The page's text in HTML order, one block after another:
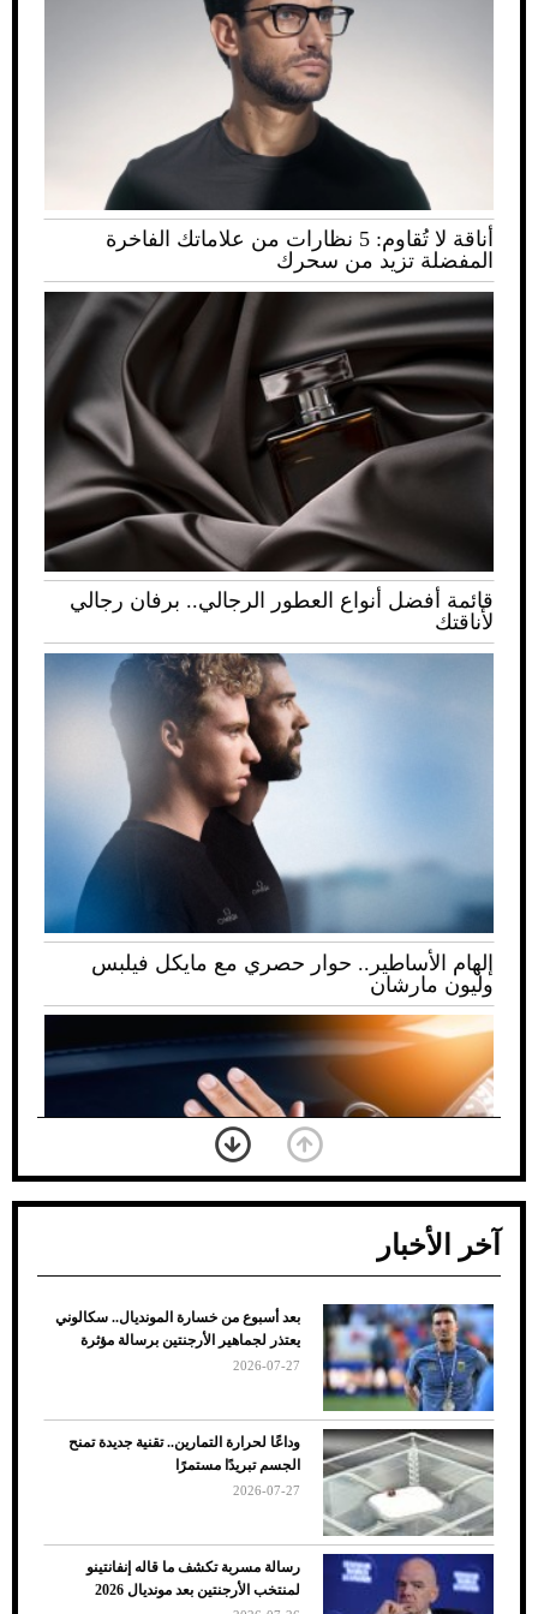
أناقة لا تُقاوم: 5 نظارات من علاماتك الفاخرة
المفضلة تزيد من سحرك
قائمة أفضل أنواع العطور الرجالي.. برفان رجالي
لأناقتك
إلهام الأساطير.. حوار حصري مع مايكل فيلبس
وليون مارشان
ضعف تبريد مكيف السيارة عند الوقوف.. أشهر
الأسباب والحلول
آخر الأخبار
بعد أسبوع من خسارة المونديال.. سكالوني
يعتذر لجماهير الأرجنتين برسالة مؤثرة
2026-07-27
وداعًا لحرارة التمارين.. تقنية جديدة تمنح
الجسم تبريدًا مستمرًا
2026-07-27
رسالة مسربة تكشف ما قاله إنفانتينو
لمنتخب الأرجنتين بعد مونديال 2026